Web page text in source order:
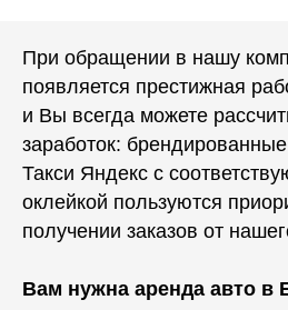
При обращении в нашу
появляется престижная
и Вы всегда можете
заработок:
Такси Яндекс с
оклейкой пользуются
получении заказов от
Вам нужна аренда авто в